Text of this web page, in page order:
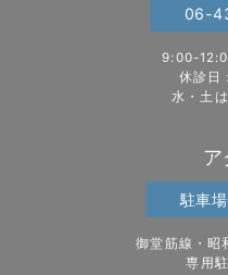
06-
9:00-
休診日
水・土
ア
駐車
御堂筋線・昭
専用